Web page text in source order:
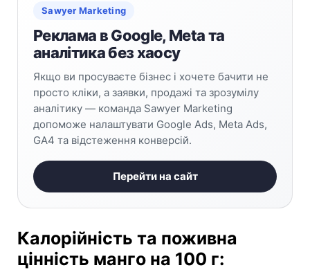
Sawyer Marketing
Реклама в Google, Meta та
аналітика без хаосу
Якщо ви просуваєте бізнес і хочете бачити не
просто кліки, а заявки, продажі та зрозумілу
аналітику — команда Sawyer Marketing
допоможе налаштувати Google Ads, Meta Ads,
GA4 та відстеження конверсій.
Перейти на сайт
Калорійність та поживна
цінність манго на 100 г: